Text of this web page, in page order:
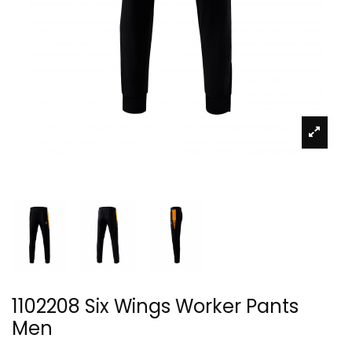
1102208 Six Wings Worker Pants
Men